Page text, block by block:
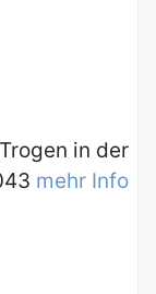
in der
mehr Info